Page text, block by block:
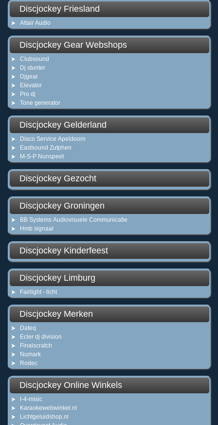
Discjockey Friesland
Altair Audio
Discjockey Gear Webshops
Clubsound
Dj stunter
Djgear
Elevator
Pro dj
Tone generator
Discjockey Gelderland
Disco Service Apeldoorn
Eastsound Zutphen
M-S-P Nunspeet
Discjockey Gezocht
Discjockey Groningen
BB Systems Audiovisuele Communicatie
Hmb signaal
Discjockey Kinderfeest
Discjockey Limburg
Fairlight - licht
Discjockey Merken
Dateq
Ecler dj division
Finalscratch
Numark
Rodec
Discjockey Online Winkels
I-4-misic
Karaokewebwinkel.nl
Lichtgeluidshop.nl